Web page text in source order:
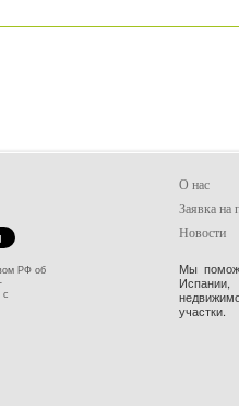
РФ об
с
О нас
Заявка на
Новости
Мы
участки.